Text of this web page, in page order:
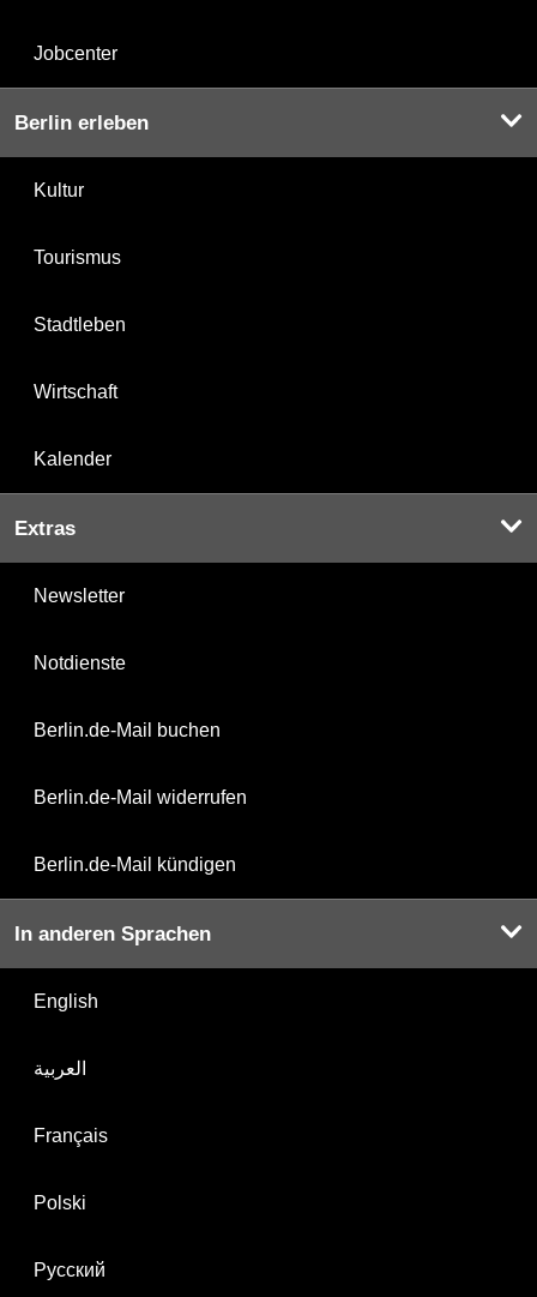
Jobcenter
Berlin erleben
Kultur
Tourismus
Stadtleben
Wirtschaft
Kalender
Extras
Newsletter
Notdienste
Berlin.de-Mail buchen
Berlin.de-Mail widerrufen
Berlin.de-Mail kündigen
In anderen Sprachen
English
العربية
Français
Polski
Русский